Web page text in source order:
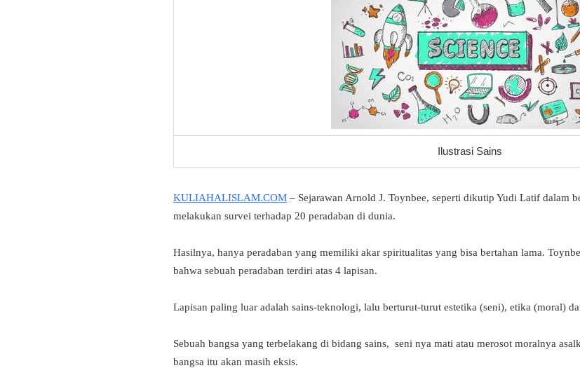
Ilustrasi Sains
KULIAHALISLAM.COM – Sejarawan Arnold J. Toynbee, seperti dikutip Yudi Latif dalam
melakukan survei terhadap 20 peradaban di dunia.
Hasilnya, hanya peradaban yang memiliki akar spiritualitas yang bisa bertahan lama.
bahwa sebuah peradaban terdiri atas 4 lapisan.
Lapisan paling luar adalah sains-teknologi, lalu berturut-turut estetika (seni), etika (moral)
Sebuah bangsa yang terbelakang di bidang sains, seni nya mati atau merosot moralnya
bangsa itu akan masih eksis.